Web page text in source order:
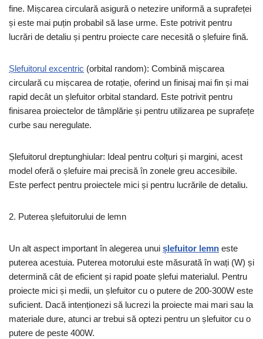
fine. Mișcarea circulară asigură o netezire uniformă a suprafeței
și este mai puțin probabil să lase urme. Este potrivit pentru
lucrări de detaliu și pentru proiecte care necesită o șlefuire fină.
Șlefuitorul excentric (orbital random): Combină mișcarea
circulară cu mișcarea de rotație, oferind un finisaj mai fin și mai
rapid decât un șlefuitor orbital standard. Este potrivit pentru
finisarea proiectelor de tâmplărie și pentru utilizarea pe suprafețe
curbe sau neregulate.
Șlefuitorul dreptunghiular: Ideal pentru colțuri și margini, acest
model oferă o șlefuire mai precisă în zonele greu accesibile.
Este perfect pentru proiectele mici și pentru lucrările de detaliu.
2. Puterea șlefuitorului de lemn
Un alt aspect important în alegerea unui șlefuitor lemn este
puterea acestuia. Puterea motorului este măsurată în wați (W) și
determină cât de eficient și rapid poate șlefui materialul. Pentru
proiecte mici și medii, un șlefuitor cu o putere de 200-300W este
suficient. Dacă intenționezi să lucrezi la proiecte mai mari sau la
materiale dure, atunci ar trebui să optezi pentru un șlefuitor cu o
putere de peste 400W.